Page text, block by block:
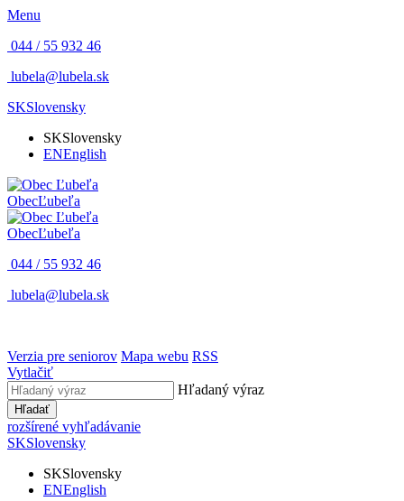
Menu
044 / 55 932 46
lubela@lubela.sk
SKSlovensky
SKSlovensky
ENEnglish
ObecĽubeľa
ObecĽubeľa
044 / 55 932 46
lubela@lubela.sk
Verzia pre seniorov Mapa webu RSS
Vytlačiť
Hľadaný výraz
Hľadať
rozšírené vyhľadávanie
SKSlovensky
SKSlovensky
ENEnglish